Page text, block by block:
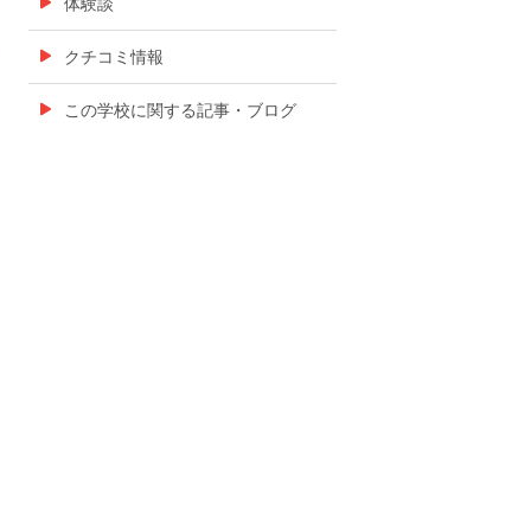
クチコミ情報
この学校に関する記事・ブログ